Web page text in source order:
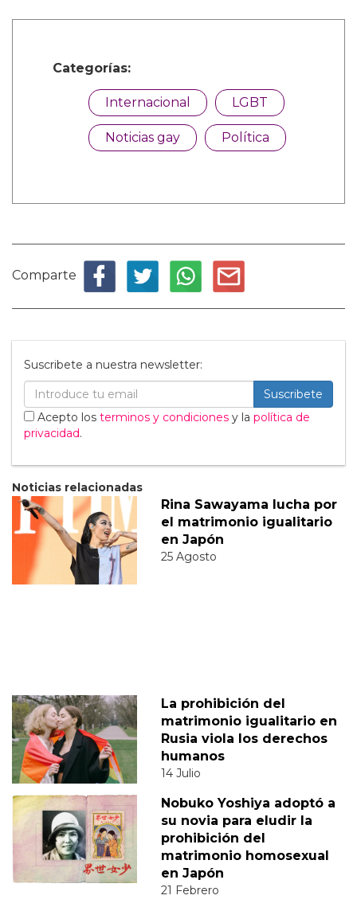
Categorías:
Internacional LGBT
Noticias gay Política
Comparte
Suscribete a nuestra newsletter:
Suscribete
Acepto los terminos y condiciones y la política de
privacidad.
Noticias relacionadas
Rina Sawayama lucha por
el matrimonio igualitario
en Japón
25 Agosto
La prohibición del
matrimonio igualitario en
Rusia viola los derechos
humanos
14 Julio
Nobuko Yoshiya adoptó a
su novia para eludir la
prohibición del
matrimonio homosexual
en Japón
21 Febrero